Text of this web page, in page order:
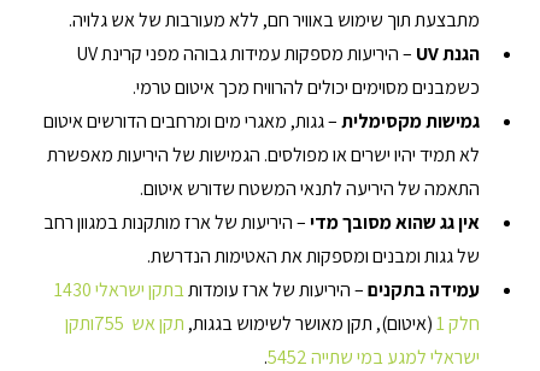
מתבצעת תוך שימוש באוויר חם, ללא מעורבות של אש גלויה.
הגנת UV
כשמבנים מסוימים יכולים להרוויח מכך איטום טרמי.
גמישות מקסימלית – גגות, מאגרי מים ומרחבים הדורשים איטום
לא תמיד יהיו ישרים או מפולסים. הגמישות של היריעות מאפשרת
התאמה של היריעה לתנאי המשטח שדורש איטום.
אין גג שהוא מסובך מדי – היריעות של ארז מותקנות במגוון רחב
של גגות ומבנים ומספקות את האטימות הנדרשת.
עמידה בתקנים – היריעות של ארז עומדות
חלק 1
(איטום), תקן מאושר לשימוש בגגות, תקן אש  755
ותקן
ישראלי למגע במי שתייה 5452
.